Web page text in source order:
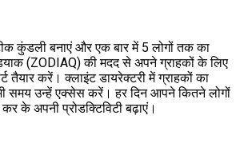
कुंडली बनाएं और एक बार में 5 लोगों तक का
(ZODIAQ) की मदद से अपने ग्राहकों के लिए
तैयार करें। क्लाइंट डायरेक्टरी में ग्राहकों का
समय उन्हें एक्सेस करें। हर दिन आपने कितने लोगों
के अपनी प्रोडक्टिविटी बढ़ाएं।